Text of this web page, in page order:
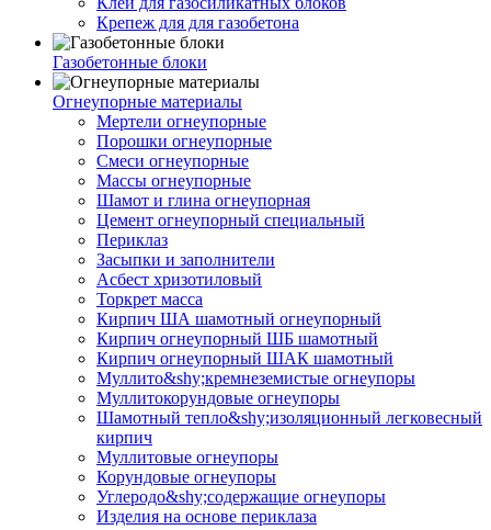
Крепеж для для газобетона
Газобетонные блоки
Огнеупорные материалы
Мертели огнеупорные
Порошки огнеупорные
Смеси огнеупорные
Массы огнеупорные
Шамот и глина огнеупорная
Цемент огнеупорный специальный
Периклаз
Засыпки и заполнители
Асбест хризотиловый
Торкрет масса
Кирпич ША шамотный огнеупорный
Кирпич огнеупорный ШБ шамотный
Кирпич огнеупорный ШАК шамотный
Муллито&shy;­кремнеземистые огнеупоры
Муллито­корундовые огнеупоры
Шамотный тепло&shy;изоляционный легковесный
кирпич
Муллитовые огнеупоры
Корундовые огнеупоры
Углеродо&shy;содержащие огнеупоры
Изделия на основе периклаза